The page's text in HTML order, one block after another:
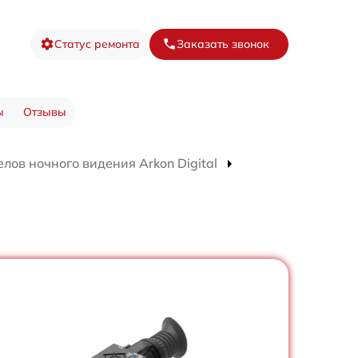
Статус ремонта Заказать звонок
Отзывы
ночного видения Arkon Digital